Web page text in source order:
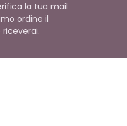
la tua mail
ordine il